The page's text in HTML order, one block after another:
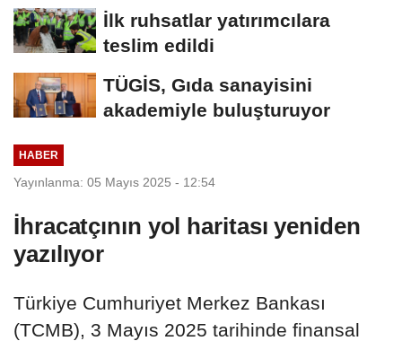
İlk ruhsatlar yatırımcılara
teslim edildi
TÜGİS, Gıda sanayisini
akademiyle buluşturuyor
HABER
Yayınlanma: 05 Mayıs 2025 - 12:54
İhracatçının yol haritası yeniden
yazılıyor
Türkiye Cumhuriyet Merkez Bankası
(TCMB), 3 Mayıs 2025 tarihinde finansal